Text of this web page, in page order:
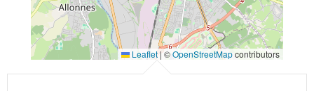
Leaflet | ©OpenStreetMapcontributors